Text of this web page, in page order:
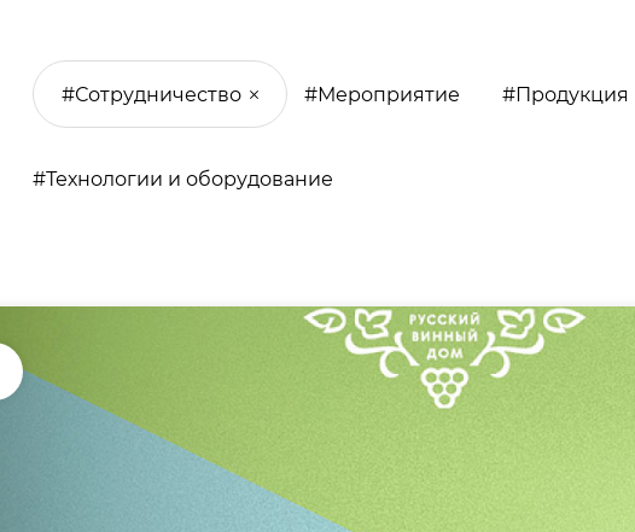
#Сотрудничество #Мероприятие #Продукция
#Технологии и оборудование